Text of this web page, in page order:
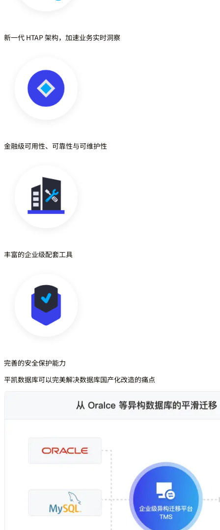
新一代 HTAP 架构，加速业务实时洞察
金融级可用性、可靠性与可维护性
丰富的企业级配套工具
完善的安全保护能力
平凯数据库可以完美解决数据库国产化改造的痛点